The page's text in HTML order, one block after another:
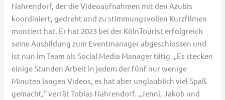
Nahrendorf, der die Videoaufnahmen mit den Azubis
koordiniert, gedreht und zu stimmungsvollen Kurzfilmen
montiert hat. Er hat 2023 bei der KölnTourist erfolgreich
seine Ausbildung zum Eventmanager abgeschlossen und
ist nun im Team als Social Media Manager tätig. „Es stecken
einige Stunden Arbeit in jedem der fünf nur wenige
Minuten langen Videos, es hat aber unglaublich viel Spaß
gemacht,“ verrät Tobias Nahrendorf. „Jenni, Jakob und